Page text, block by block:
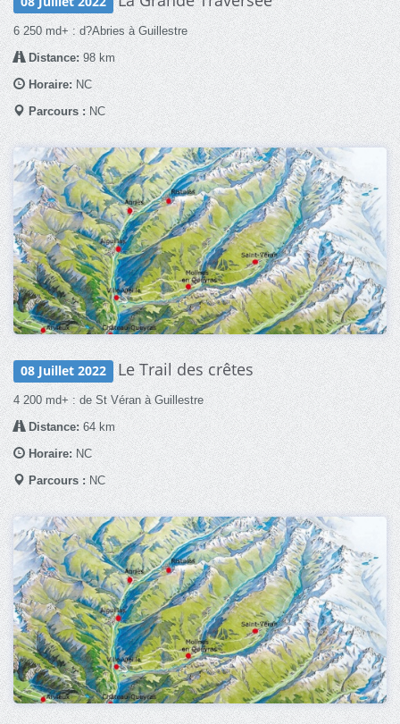
6 250 md+ : d?Abries à Guillestre
Distance: 98 km
Horaire:NC
Parcours :NC
08 Juillet 2022 Le Trail des crêtes
4 200 md+ : de St Véran à Guillestre
Distance:64 km
Horaire: NC
Parcours :NC